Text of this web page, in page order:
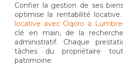
Confier la gestion de ses
optimise la rentabilité
locative avec Oqoro à
clé en main, de la
administratif. Chaque
tâches du propriétaire
patrimoine.